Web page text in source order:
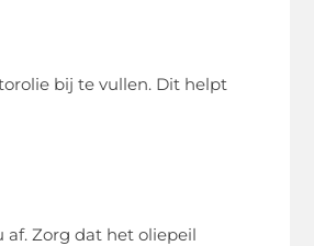
bij te vullen. Dit helpt
af. Zorg dat het oliepeil